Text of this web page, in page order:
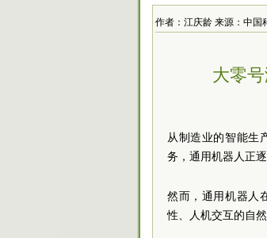
作者：江庆龄 来源：中国
大零
从制造业的智能生
务，通用机器人正
然而，通用机器人
性、人机交互的自